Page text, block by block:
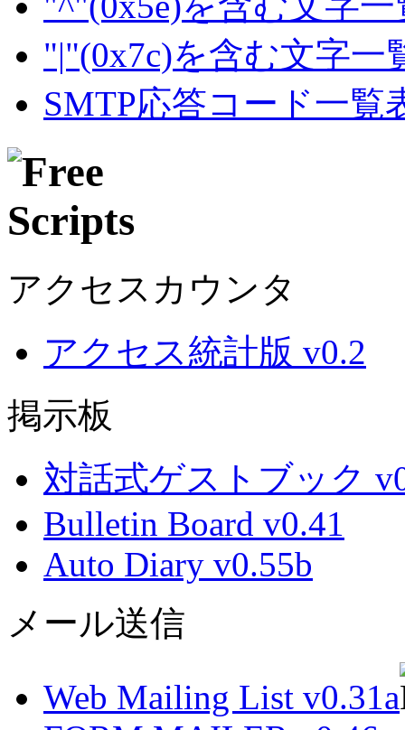
"|"(0x7c)を含む文字一
SMTP応答コード一覧
アクセスカウンタ
アクセス統計版 v0.2
掲示板
対話式ゲストブック
Bulletin Board v0.41
Auto Diary v0.55b
メール送信
Web Mailing List v0.31a